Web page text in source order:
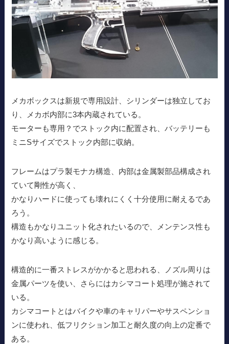
メカボックスは新規で専用設計、シリンダーは独立してお
り、メカボ内部に3本内蔵されている。
モーターも専用？でストック内に配置され、バッテリーも
ミニSサイズでストック内部に収納。
フレームはプラ製モナカ構造、内部は金属製部品構成され
ていて剛性が高く、
かなりハードに使っても壊れにくく十分使用に耐えるであ
ろう。
構造もかなりユニット化されたいるので、メンテンス性も
かなり高いように感じる。
構造的に一番ストレスがかかると思われる、ノズル周りは
金属パーツを使い、さらにはカシマコート処理が施されて
いる。
カシマコートとはバイクや車のキャリパーやサスペンショ
ンに使われ、低フリクション加工と耐久度の向上の定番で
ある。